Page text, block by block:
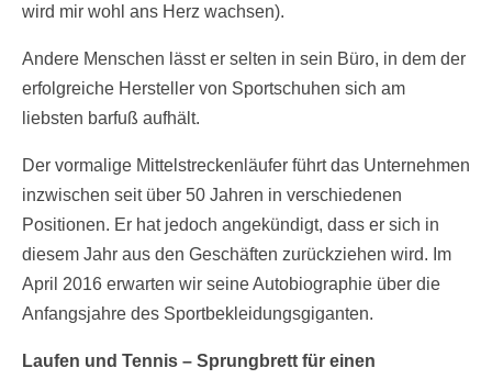
wird mir wohl ans Herz wachsen).
Andere Menschen lässt er selten in sein Büro, in dem der
erfolgreiche Hersteller von Sportschuhen sich am
liebsten barfuß aufhält.
Der vormalige Mittelstreckenläufer führt das Unternehmen
inzwischen seit über 50 Jahren in verschiedenen
Positionen. Er hat jedoch angekündigt, dass er sich in
diesem Jahr aus den Geschäften zurückziehen wird. Im
April 2016 erwarten wir seine Autobiographie über die
Anfangsjahre des Sportbekleidungsgiganten.
Laufen und Tennis – Sprungbrett für einen